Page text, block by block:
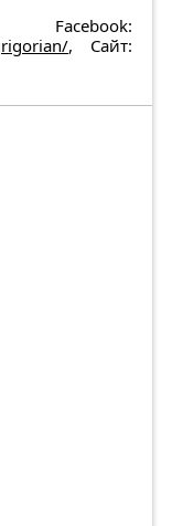
, Сайт: